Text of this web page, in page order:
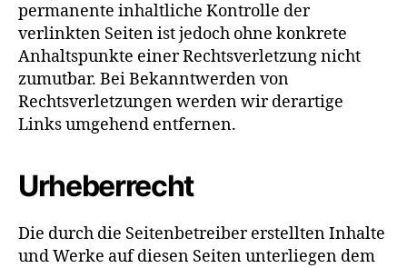
permanente inhaltliche Kontrolle der
verlinkten Seiten ist jedoch ohne konkrete
Anhaltspunkte einer Rechtsverletzung nicht
zumutbar. Bei Bekanntwerden von
Rechtsverletzungen werden wir derartige
Links umgehend entfernen.
Urheberrecht
Die durch die Seitenbetreiber erstellten Inhalte
und Werke auf diesen Seiten unterliegen dem